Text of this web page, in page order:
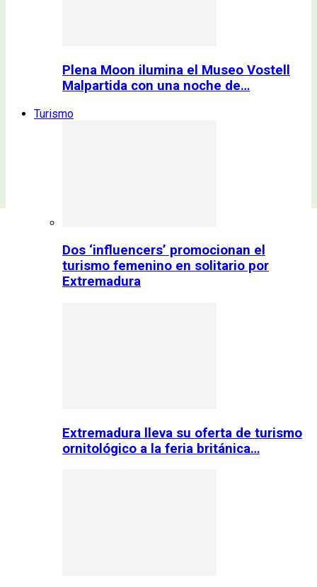
Plena Moon ilumina el Museo Vostell
Malpartida con una noche de…
Turismo
Dos ‘influencers’ promocionan el
turismo femenino en solitario por
Extremadura
Extremadura lleva su oferta de turismo
ornitológico a la feria británica…